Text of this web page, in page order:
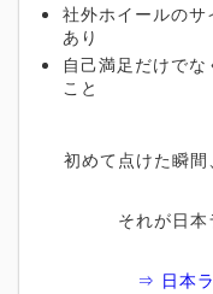
社外ホイールの
あり
自己満足だけで
こと
初めて点けた瞬間、
それが日本
⇒ 日本